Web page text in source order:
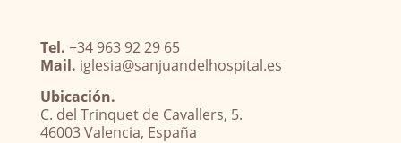
Tel. +34 963 92 29 65
Mail. iglesia@sanjuandelhospital.es
Ubicación.
C. del Trinquet de Cavallers, 5.
46003 Valencia, España